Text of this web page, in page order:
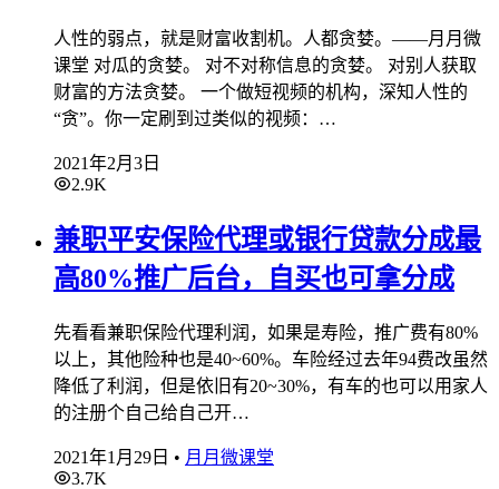
人性的弱点，就是财富收割机。人都贪婪。——月月微
课堂 对瓜的贪婪。 对不对称信息的贪婪。 对别人获取
财富的方法贪婪。 一个做短视频的机构，深知人性的
“贪”。你一定刷到过类似的视频：…
2021年2月3日
2.9K
兼职平安保险代理或银行贷款分成最
高80%推广后台，自买也可拿分成
先看看兼职保险代理利润，如果是寿险，推广费有80%
以上，其他险种也是40~60%。车险经过去年94费改虽然
降低了利润，但是依旧有20~30%，有车的也可以用家人
的注册个自己给自己开…
2021年1月29日 • 月月微课堂
3.7K